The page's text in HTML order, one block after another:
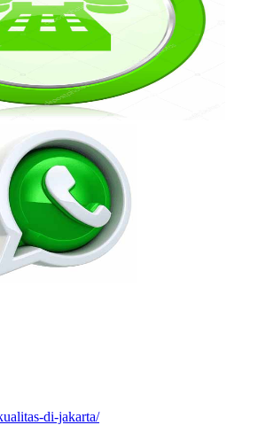
di-jakarta/